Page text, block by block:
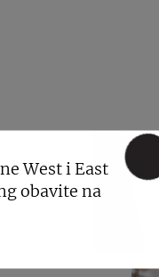
West i East
obavite na